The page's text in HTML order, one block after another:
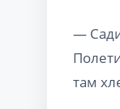
—
там